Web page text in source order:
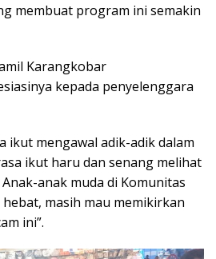
membuat program ini semakin
Karangkobar
kepada penyelenggara
ikut mengawal adik-adik dalam
ikut haru dan senang melihat
anak muda di Komunitas
masih mau memikirkan
ini”.